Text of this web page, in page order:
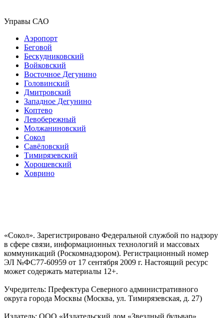
Управы САО
Аэропорт
Беговой
Бескудниковский
Войковский
Восточное Дегунино
Головинский
Дмитровский
Западное Дегунино
Коптево
Левобережный
Молжаниновский
Сокол
Савёловский
Тимирязевский
Хорошевский
Ховрино
«Сокол». Зарегистрировано Федеральной службой по надзору
в сфере связи, информационных технологий и массовых
коммуникаций (Роскомнадзором). Регистрационный номер
ЭЛ №ФС77-60959 от 17 сентября 2009 г. Настоящий ресурс
может содержать материалы 12+.
Учредитель: Префектура Северного административного
округа города Москвы (Москва, ул. Тимирязевская, д. 27)
Издатель: ООО «Издательский дом «Звездный бульвар»